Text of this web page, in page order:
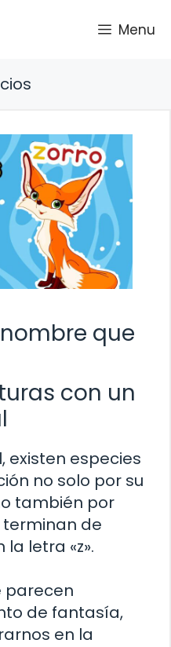
Menu
que
con un
existen especies
no solo por su
también por
de
letra «z».
parecen
de fantasía,
en la